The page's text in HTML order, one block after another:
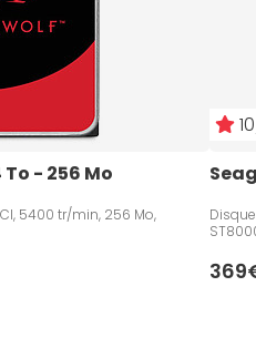
- 256 Mo
5400 tr/min, 256 Mo,